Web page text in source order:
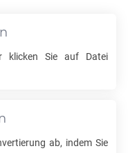
klicken Sie auf Datei
ab, indem Sie